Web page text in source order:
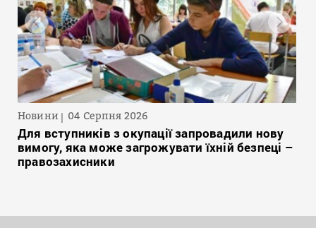
Новини 04 Серпня 2026
Для вступників з окупації запровадили нову
вимогу, яка може загрожувати їхній безпеці –
правозахисники